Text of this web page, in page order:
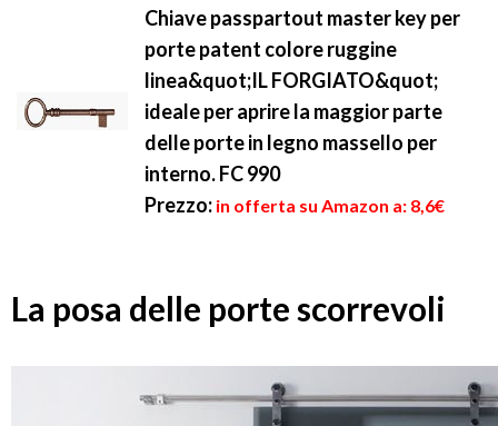
Chiave passpartout master key per
porte patent colore ruggine
linea&quot;IL FORGIATO&quot;
ideale per aprire la maggior parte
delle porte in legno massello per
interno. FC 990
Prezzo: in offerta su Amazon a: 8,6€
La posa delle porte scorrevoli